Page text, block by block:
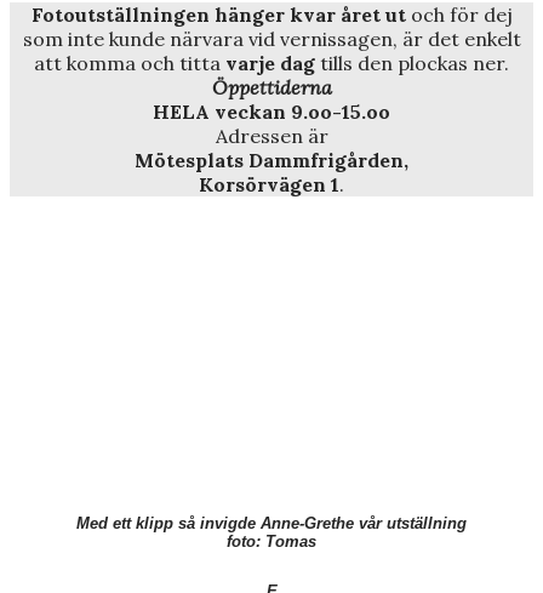
Fotoutställningen hänger kvar året utoch för dej
som inte kunde närvara vid vernissagen, är det enkelt
att komma och titta varje dag tills den plockas ner.
Öppettiderna
HELA veckan 9.oo-15.oo
Adressen är
Mötesplats Dammfrigården,
Korsörvägen 1.
Med ett klipp så invigde Anne-Grethe vår utställning
foto: Tomas